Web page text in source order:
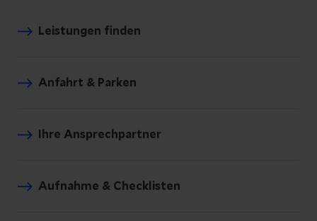
Leistungen finden
Anfahrt & Parken
Ihre Ansprechpartner
Aufnahme & Checklisten